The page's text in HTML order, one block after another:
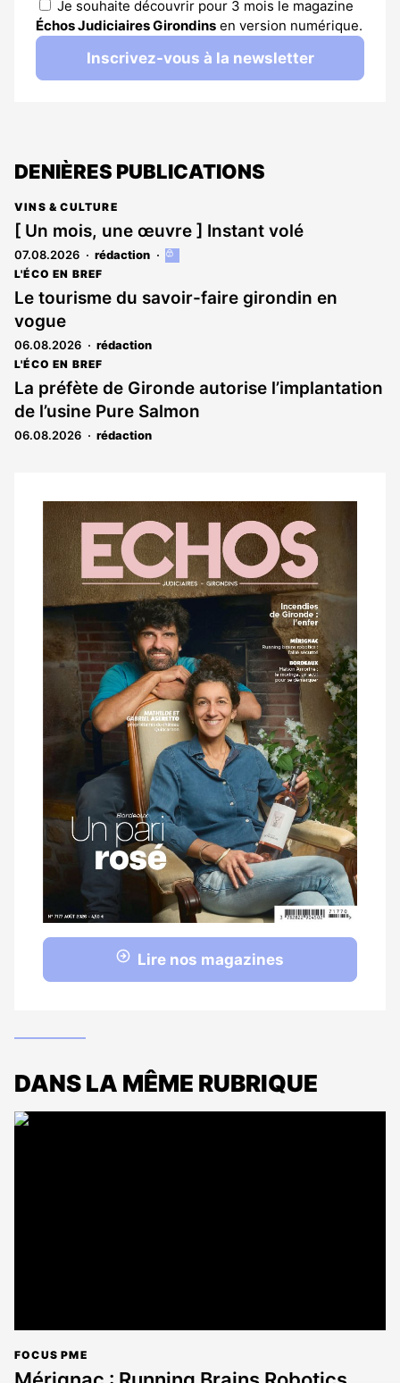
Je souhaite découvrir pour 3 mois le magazine
Échos Judiciaires Girondins en version numérique.
Inscrivez-vous à la newsletter
DENIÈRES PUBLICATIONS
VINS & CULTURE
[ Un mois, une œuvre ] Instant volé
07.08.2026 rédaction
Cet
réservé
L'ÉCO EN BREF
Le tourisme du savoir-faire girondin en
vogue
06.08.2026 rédaction
L'ÉCO EN BREF
La préfète de Gironde autorise l’implantation
de l’usine Pure Salmon
06.08.2026 rédaction
Notre
dernier
magazine
Lire nos magazines
DANS LA MÊME RUBRIQUE
FOCUS PME